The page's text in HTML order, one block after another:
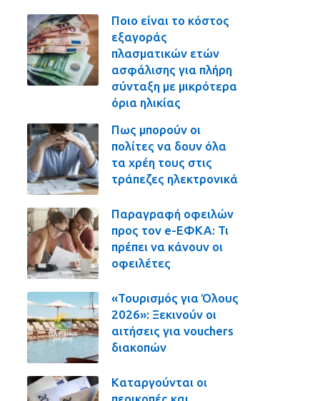
Ποιο είναι το κόστος
εξαγοράς
πλασματικών ετών
ασφάλισης για πλήρη
σύνταξη με μικρότερα
όρια ηλικίας
Πως μπορούν οι
πολίτες να δουν όλα
τα χρέη τους στις
τράπεζες ηλεκτρονικά
Παραγραφή οφειλών
προς τον e-ΕΦΚΑ: Τι
πρέπει να κάνουν οι
οφειλέτες
«Τουρισμός για Όλους
2026»: Ξεκινούν οι
αιτήσεις για vouchers
διακοπών
Καταργούνται οι